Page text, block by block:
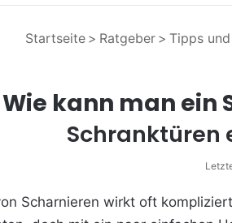
Startseite > Ratgeber > Tipps
Wie kann man ein
Schranktüren
Scharnieren wirkt oft